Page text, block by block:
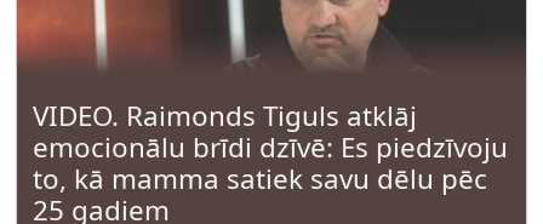
VIDEO. Raimonds Tiguls atklāj
emocionālu brīdi dzīvē: Es piedzīvoju
to, kā mamma satiek savu dēlu pēc
25 gadiem